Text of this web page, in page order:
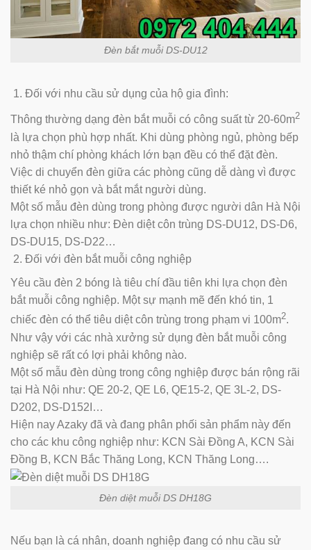
Đèn bắt muỗi DS-DU12
Đối với nhu cầu sử dụng của hộ gia đình:
Thông thường dạng đèn bắt muỗi có công suất từ 20-60m2
là lựa chọn phù hợp nhất. Khi dùng phòng ngủ, phòng bếp
nhỏ thậm chí phòng khách lớn bạn đều có thể đặt đèn.
Việc di chuyển đèn giữa các phòng cũng dễ dàng vì được
thiết ké nhỏ gọn và bắt mắt người dùng.
Một số mẫu đèn dùng trong phòng được người dân Hà Nội
lựa chọn nhiều như: Đèn diệt côn trùng DS-DU12, DS-D6,
DS-DU15, DS-D22…
Đối với đèn bắt muỗi công nghiệp
Yêu cầu đèn 2 bóng là tiêu chí đầu tiên khi lựa chọn đèn
bắt muỗi công nghiệp. Một sự mạnh mẽ đến khó tin, 1
chiếc đèn có thể tiêu diệt côn trùng trong phạm vi 100m2.
Như vậy với các nhà xưởng sử dụng đèn bắt muỗi công
nghiệp sẽ rất có lợi phải không nào.
Một số mẫu đèn dùng trong công nghiệp được bán rộng rãi
tại Hà Nội như: QE 20-2, QE L6, QE15-2, QE 3L-2, DS-
D202, DS-D152I…
Hiện nay Azaky đã và đang phân phối sản phẩm này đến
cho các khu công nghiệp như: KCN Sài Đồng A, KCN Sài
Đồng B, KCN Bắc Thăng Long, KCN Thăng Long….
Đèn diệt muỗi DS DH18G
Nếu bạn là cá nhân, doanh nghiệp đang có nhu cầu sử